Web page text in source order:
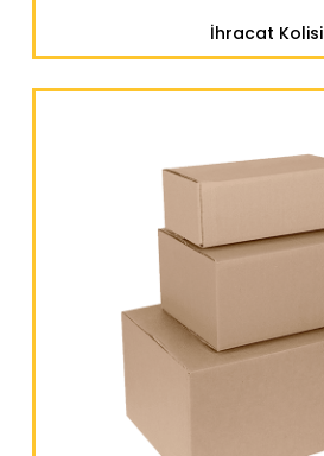
İhracat Kolisi